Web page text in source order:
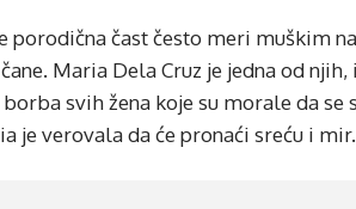
porodična čast često meri muškim
Maria Dela Cruz je jedna od
svih žena koje su morale da se
je verovala da će pronaći sreću i